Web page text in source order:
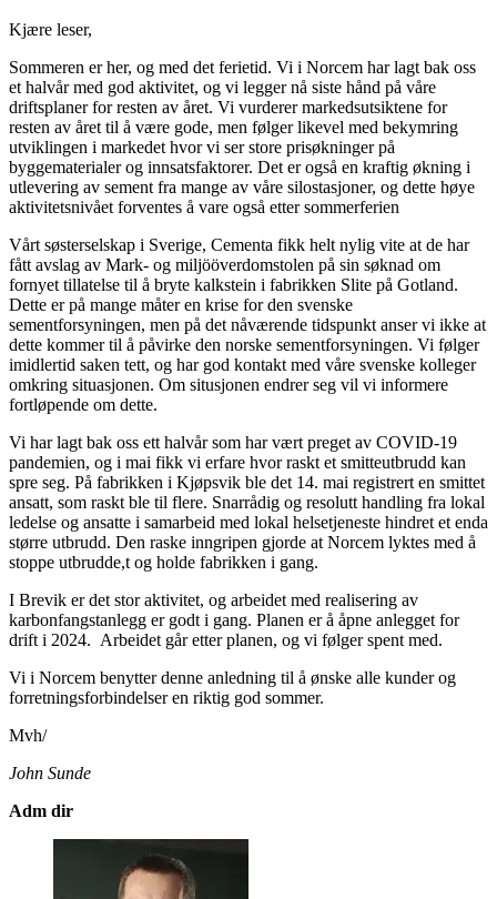
Kjære leser,
Sommeren er her, og med det ferietid. Vi i Norcem har lagt bak oss
et halvår med god aktivitet, og vi legger nå siste hånd på våre
driftsplaner for resten av året. Vi vurderer markedsutsiktene for
resten av året til å være gode, men følger likevel med bekymring
utviklingen i markedet hvor vi ser store prisøkninger på
byggematerialer og innsatsfaktorer. Det er også en kraftig økning i
utlevering av sement fra mange av våre silostasjoner, og dette høye
aktivitetsnivået forventes å vare også etter sommerferien
Vårt søsterselskap i Sverige, Cementa fikk helt nylig vite at de har
fått avslag av Mark- og miljööverdomstolen på sin søknad om
fornyet tillatelse til å bryte kalkstein i fabrikken Slite på Gotland.
Dette er på mange måter en krise for den svenske
sementforsyningen, men på det nåværende tidspunkt anser vi ikke at
dette kommer til å påvirke den norske sementforsyningen. Vi følger
imidlertid saken tett, og har god kontakt med våre svenske kolleger
omkring situasjonen. Om situsjonen endrer seg vil vi informere
fortløpende om dette.
Vi har lagt bak oss ett halvår som har vært preget av COVID-19
pandemien, og i mai fikk vi erfare hvor raskt et smitteutbrudd kan
spre seg. På fabrikken i Kjøpsvik ble det 14. mai registrert en smittet
ansatt, som raskt ble til flere. Snarrådig og resolutt handling fra lokal
ledelse og ansatte i samarbeid med lokal helsetjeneste hindret et enda
større utbrudd. Den raske inngripen gjorde at Norcem lyktes med å
stoppe utbrudde,t og holde fabrikken i gang.
I Brevik er det stor aktivitet, og arbeidet med realisering av
karbonfangstanlegg er godt i gang. Planen er å åpne anlegget for
drift i 2024. Arbeidet går etter planen, og vi følger spent med.
Vi i Norcem benytter denne anledning til å ønske alle kunder og
forretningsforbindelser en riktig god sommer.
Mvh/
John Sunde
Adm dir